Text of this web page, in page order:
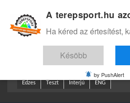
Edzes Teszt Interjú ENG
A terepsport.hu
Ha kéred az értesítést,
Késöbb
by PushAlert